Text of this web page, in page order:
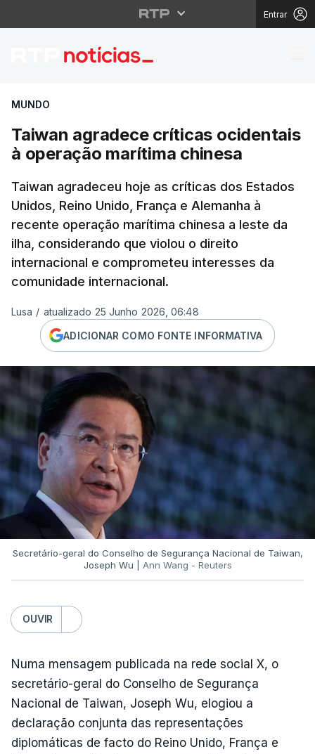
Entrar
Taiwan agradece
MUNDO
Taiwan agradece críticas ocidentais
à operação marítima chinesa
Taiwan agradeceu hoje as críticas dos Estados
Unidos, Reino Unido, França e Alemanha à
recente operação marítima chinesa a leste da
ilha, considerando que violou o direito
internacional e comprometeu interesses da
comunidade internacional.
Lusa / atualizado 25 Junho 2026, 06:48
ADICIONAR COMO FONTE INFORMATIVA
Secretário-geral do Conselho de Segurança Nacional de Taiwan,
Joseph Wu | Ann Wang - Reuters
OUVIR
Numa mensagem publicada na rede social X, o
secretário-geral do Conselho de Segurança
Nacional de Taiwan, Joseph Wu, elogiou a
declaração conjunta das representações
diplomáticas de facto do Reino Unido, França e